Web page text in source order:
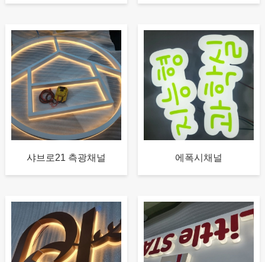
샤브로21 측광채널 에폭시채널